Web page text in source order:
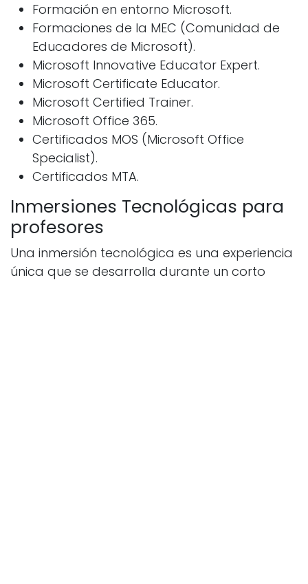
Formación en entorno Microsoft.
Formaciones de la MEC (Comunidad de
Educadores de Microsoft).
Microsoft Innovative Educator Expert.
Microsoft Certificate Educator.
Microsoft Certified Trainer.
Microsoft Office 365.
Certificados MOS (Microsoft Office
Specialist).
Certificados MTA.
Inmersiones Tecnológicas para
profesores
Una inmersión tecnológica es una experiencia
única que se desarrolla durante un corto